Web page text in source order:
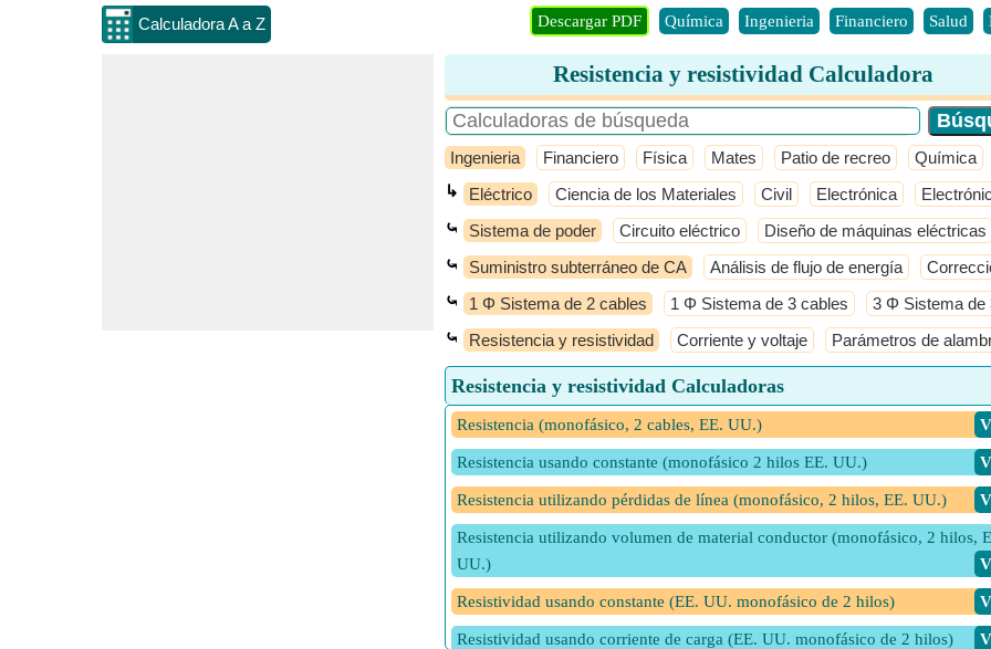
Calculadora A a Z Descargar PDF Química Ingenieria Financiero Salud
Resistencia y resistividad Calculadora
Ingenieria Financiero Física Mates Patio de recreo Química
↳ Eléctrico Ciencia de los Materiales Civil Electrónica
⤿ Sistema de poder Circuito eléctrico Diseño de máquinas eléctricas
⤿ Suministro subterráneo de CA Análisis de flujo de energía
⤿ 1 Φ Sistema de 2 cables 1 Φ Sistema de 3 cables 3 Φ Sistema de
⤿ Resistencia y resistividad Corriente y voltaje Parámetros de
Resistencia y resistividad Calculadoras
Resistencia (monofásico, 2 cables, EE. UU.)
Resistencia usando constante (monofásico 2 hilos EE. UU.)
Resistencia utilizando pérdidas de línea (monofásico, 2 hilos, EE. UU.)
Resistencia utilizando volumen de material conductor (monofásico, 2 hilos,
UU.)
Resistividad usando constante (EE. UU. monofásico de 2 hilos)
Resistividad usando corriente de carga (EE. UU. monofásico de 2 hilos)